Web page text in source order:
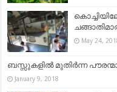
May 24,
ബസ്സുകളിൽ മുതിർന്ന
January 9, 2018